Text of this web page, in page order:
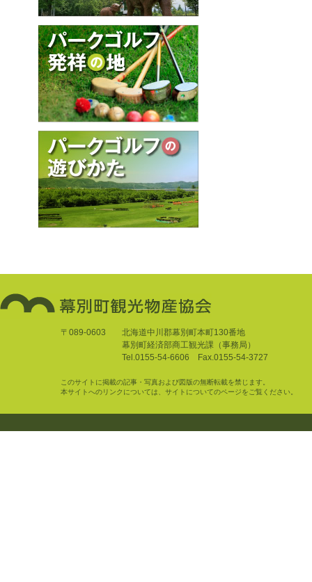
〒089-0603
北海道中川郡幕別町本町130番地
幕別町経済部商工観光課（事務局）
Tel.0155-54-6606 Fax.0155-54-3727
このサイトに掲載の記事・写真および図版の無断転載を禁じます。
本サイトへのリンクについては、サイトについてのページをご覧ください。